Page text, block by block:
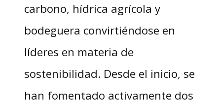
carbono, hídrica agrícola y
bodeguera convirtiéndose en
líderes en materia de
sostenibilidad. Desde el inicio, se
han fomentado activamente dos